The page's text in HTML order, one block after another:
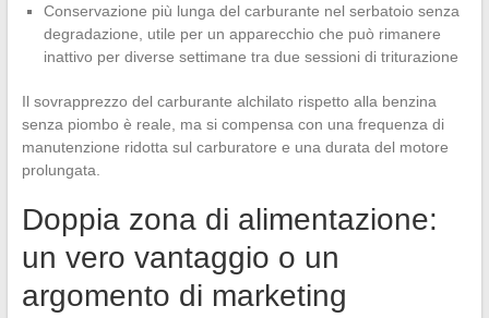
Conservazione più lunga del carburante nel serbatoio senza
degradazione, utile per un apparecchio che può rimanere
inattivo per diverse settimane tra due sessioni di triturazione
Il sovrapprezzo del carburante alchilato rispetto alla benzina
senza piombo è reale, ma si compensa con una frequenza di
manutenzione ridotta sul carburatore e una durata del motore
prolungata.
Doppia zona di alimentazione:
un vero vantaggio o un
argomento di marketing